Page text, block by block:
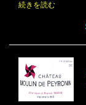
続きを読む